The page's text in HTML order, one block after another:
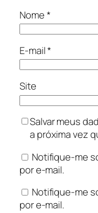
Nome*
E-mail*
Site
Salvar meus
a próxima vez
Notifique-me
por e-mail.
Notifique-me
por e-mail.